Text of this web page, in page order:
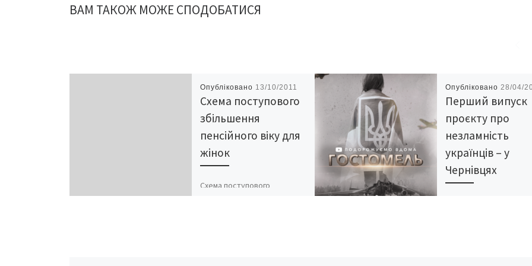
ВАМ ТАКОЖ МОЖЕ СПОДОБАТИСЯ
Опубліковано 13/10/2011
Схема поступового
збільшення
пенсійного віку для
жінок
Схема поступового
Опубліковано 28/04/
Перший випуск
проєкту про
незламність
українців – у
Чернівцях